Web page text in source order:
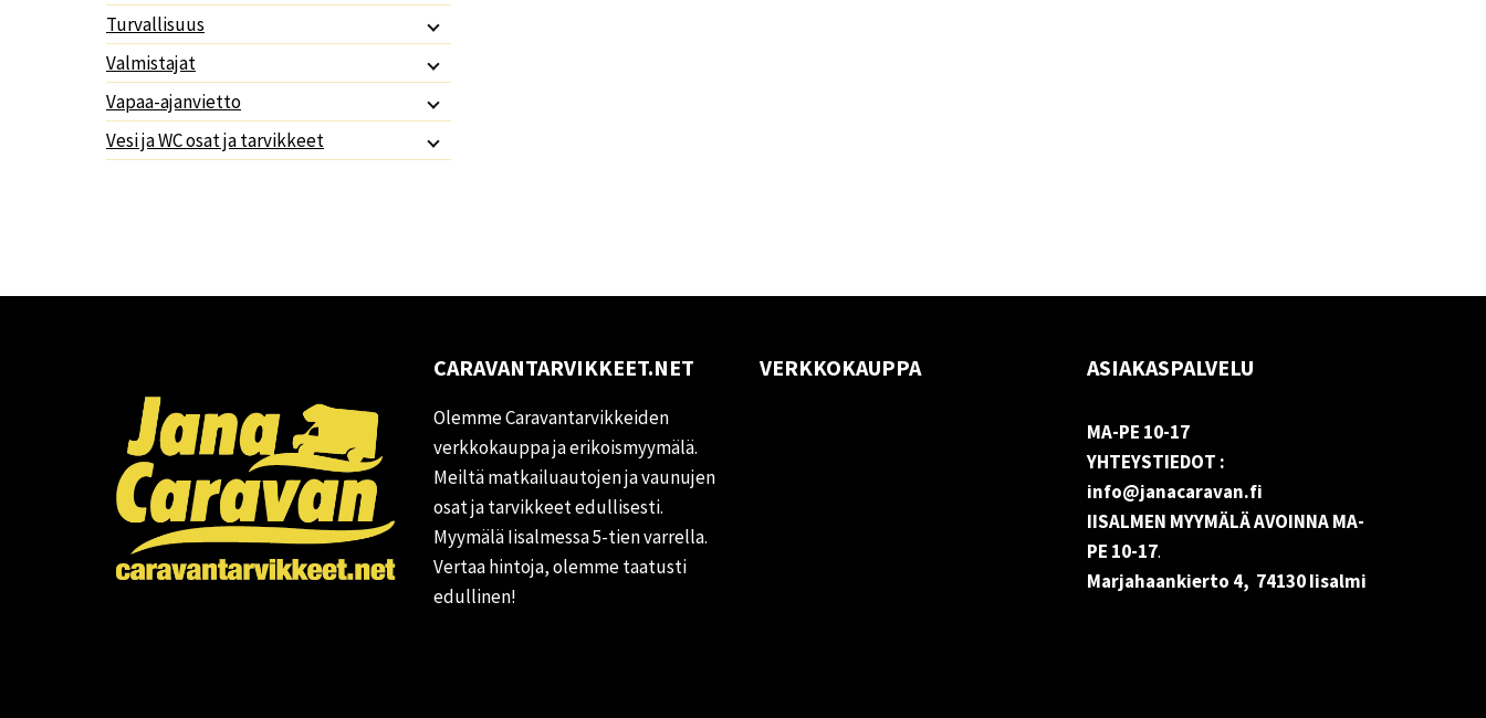
Turvallisuus
Valmistajat
Vapaa-ajanvietto
Vesi ja WC osat ja tarvikkeet
CARAVANTARVIKKEET.NET
Olemme Caravantarvikkeiden
verkkokauppa ja erikoismyymälä.
Meiltä matkailuautojen ja vaunujen
osat ja tarvikkeet edullisesti.
Myymälä Iisalmessa 5-tien varrella.
Vertaa hintoja, olemme taatusti
edullinen!
VERKKOKAUPPA ASIAKASPALVELU
MA-PE 10-17
YHTEYSTIEDOT :
info@janacaravan.fi
IISALMEN MYYMÄLÄ AVOINNA MA-
PE 10-17.
Marjahaankierto 4, 74130 Iisalmi